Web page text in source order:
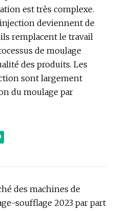
est très complexe.
deviennent de
remplacent le travail
de moulage
des produits. Les
sont largement
du moulage par
des machines de
soufflage 2023 par part